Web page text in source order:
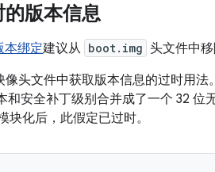
版本信息
本绑定建议从 boot.img 头文件中
头文件中获取版本信息的过时用法
和安全补丁级别合并成了一个 32 位
块化后，此假定已过时。